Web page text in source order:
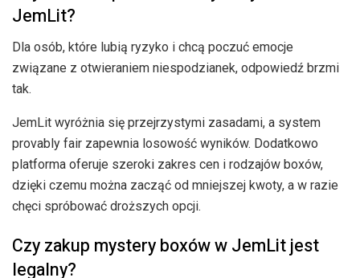
JemLit?
Dla osób, które lubią ryzyko i chcą poczuć emocje
związane z otwieraniem niespodzianek, odpowiedź brzmi
tak.
JemLit wyróżnia się przejrzystymi zasadami, a system
provably fair zapewnia losowość wyników. Dodatkowo
platforma oferuje szeroki zakres cen i rodzajów boxów,
dzięki czemu można zacząć od mniejszej kwoty, a w razie
chęci spróbować droższych opcji.
Czy zakup mystery boxów w JemLit jest
legalny?